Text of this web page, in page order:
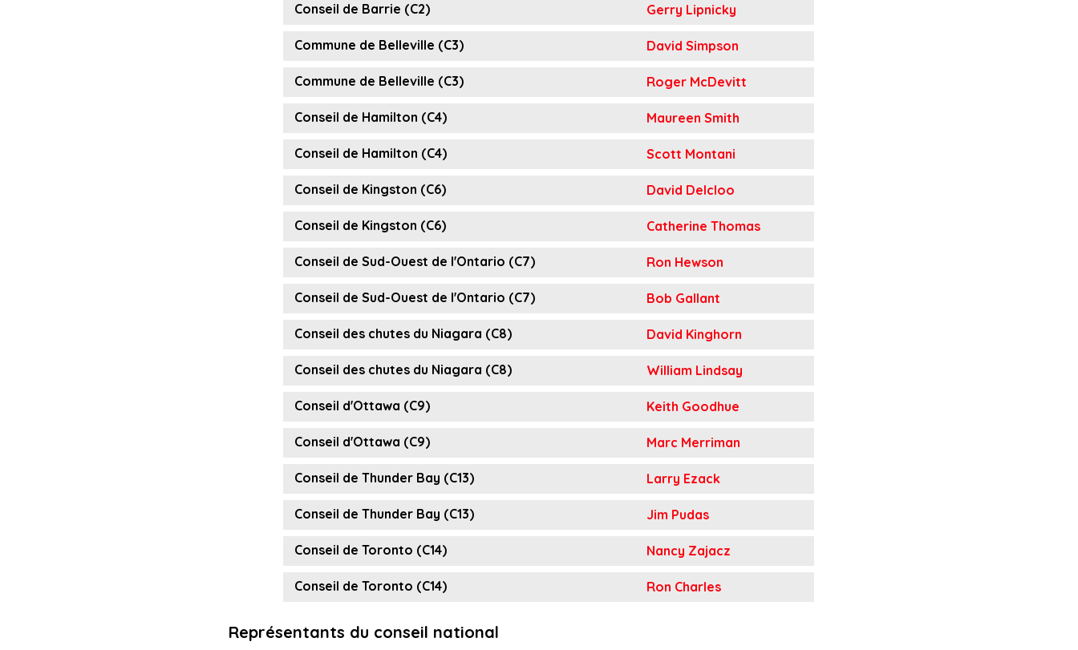
Conseil de Barrie (C2) Gerry Lipnicky
Commune de Belleville (C3) David Simpson
Commune de Belleville (C3) Roger McDevitt
Conseil de Hamilton (C4) Maureen Smith
Conseil de Hamilton (C4) Scott Montani
Conseil de Kingston (C6) David Delcloo
Conseil de Kingston (C6) Catherine Thomas
Conseil de Sud-Ouest de l'Ontario (C7) Ron Hewson
Conseil de Sud-Ouest de l'Ontario (C7) Bob Gallant
Conseil des chutes du Niagara (C8) David Kinghorn
Conseil des chutes du Niagara (C8) William Lindsay
Conseil d'Ottawa (C9) Keith Goodhue
Conseil d'Ottawa (C9) Marc Merriman
Conseil de Thunder Bay (C13) Larry Ezack
Conseil de Thunder Bay (C13) Jim Pudas
Conseil de Toronto (C14) Nancy Zajacz
Conseil de Toronto (C14) Ron Charles
Représentants du conseil national